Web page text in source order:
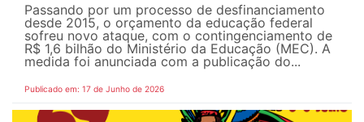
Passando por um processo de desfinanciamento
desde 2015, o orçamento da educação federal
sofreu novo ataque, com o contingenciamento de
R$ 1,6 bilhão do Ministério da Educação (MEC). A
medida foi anunciada com a publicação do...
Publicado em: 17 de Junho de 2026